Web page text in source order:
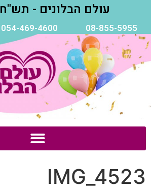
עולם הבלונים - תש"ח 5 סיטי
08-855-5955
054-469-4600
IMG_4523